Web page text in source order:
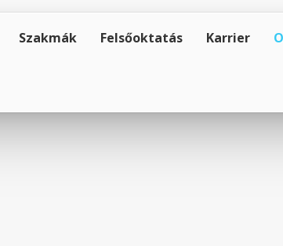
Szakmák Felsőoktatás Karrier